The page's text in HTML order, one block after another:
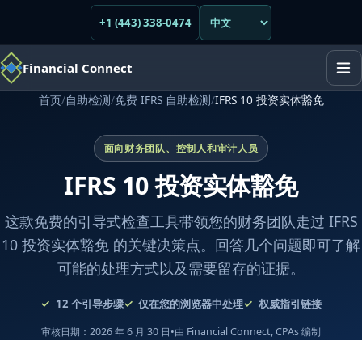
+1 (443) 338-0474
Financial Connect
首页/自助检测/免费 IFRS 自助检测/IFRS 10 投资实体豁免
面向财务团队、控制人和审计人员
IFRS 10 投资实体豁免
这款免费的引导式检查工具带领您的财务团队走过 IFRS
10 投资实体豁免 的关键决策点。回答几个问题即可了解
可能的处理方式以及需要留存的证据。
12 个引导步骤 仅在您的浏览器中处理 权威指引链接
审核日期：2026 年 6 月 30 日•由 Financial Connect, CPAs 编制